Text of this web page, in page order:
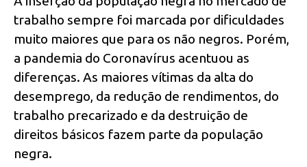
trabalho sempre foi marcada por dificuldades
muito maiores que para os não negros. Porém,
a pandemia do Coronavírus acentuou as
diferenças. As maiores vítimas da alta do
desemprego, da redução de rendimentos, do
trabalho precarizado e da destruição de
direitos básicos fazem parte da população
negra.